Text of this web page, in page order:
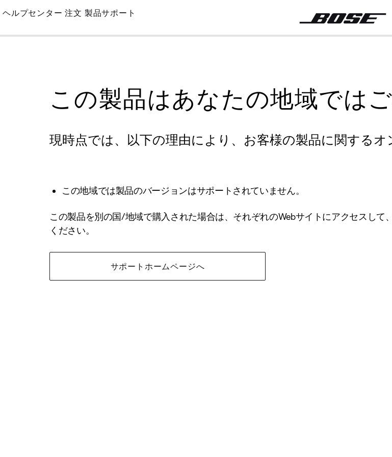
Skip
Main
ヘルプセンター 注文 製品サポート
この製品はあなたの地域では
現時点では、以下の理由により、お客様の製品に関するオ
この地域では製品のバージョンはサポートされていません。
この製品を別の国/地域で購入された場合は、それぞれのWebサイトにアクセスし
ください。
サポートホームページへ